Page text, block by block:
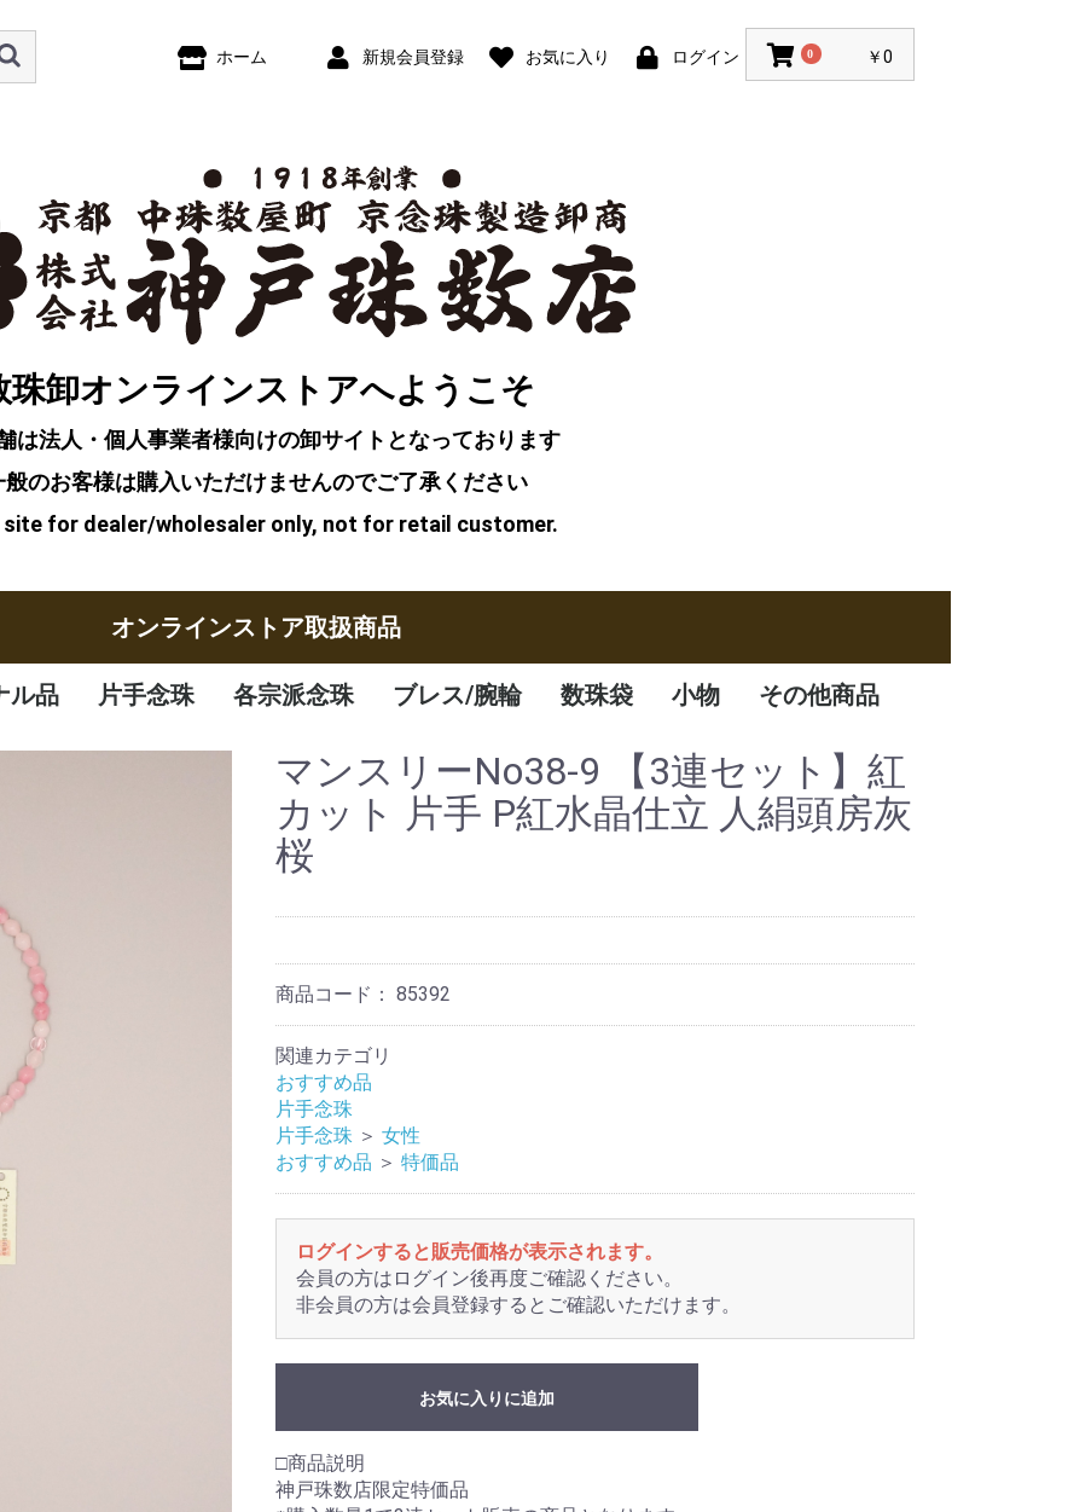
ホーム 新規会員登録 お気に入り ログイン 0 ￥0
珠卸オンラインストアへようこそ
は法人・個人事業者様向けの卸サイトとなっております
般のお客様は購入いただけませんのでご了承ください
site for dealer/wholesaler only, not for retail customer.
オンラインストア取扱商品
ル品 片手念珠
女性
男性
子供
各宗派念珠
曹洞宗
臨済宗
天台宗
真言宗
日蓮宗
浄土宗
浄土真宗
ブレス/腕輪
腕輪
ブレスレット
数珠袋
数珠袋
ふくさ
小物
アクセサリー
その他商品
数珠箱
マンスリーNo38-9 【3連セット】紅
カット 片手 P紅水晶仕立 人絹頭房灰
桜
商品コード： 85392
関連カテゴリ
おすすめ品
片手念珠
片手念珠 ＞ 女性
おすすめ品 ＞ 特価品
ログインすると販売価格が表示されます。
会員の方はログイン後再度ご確認ください。
非会員の方は会員登録するとご確認いただけます。
お気に入りに追加
□商品説明
神戸珠数店限定特価品